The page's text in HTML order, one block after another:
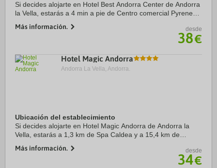
Si decides alojarte en Hotel Best Andorra Center de Andorra
la Vella, estarás a 4 min a pie de Centro comercial Pyrenees
este hotel sostenible se ...
Más información. desde
38€
Hotel Magic Andorra
Andorra La Vella, Andorra.
Ubicación del establecimiento
Si decides alojarte en Hotel Magic Andorra de Andorra la
Vella, estarás a 1,3 km de Spa Caldea y a 15,4 km de
Estación de esquí de Pal-Arinsal y a ...
Más información. desde
34€